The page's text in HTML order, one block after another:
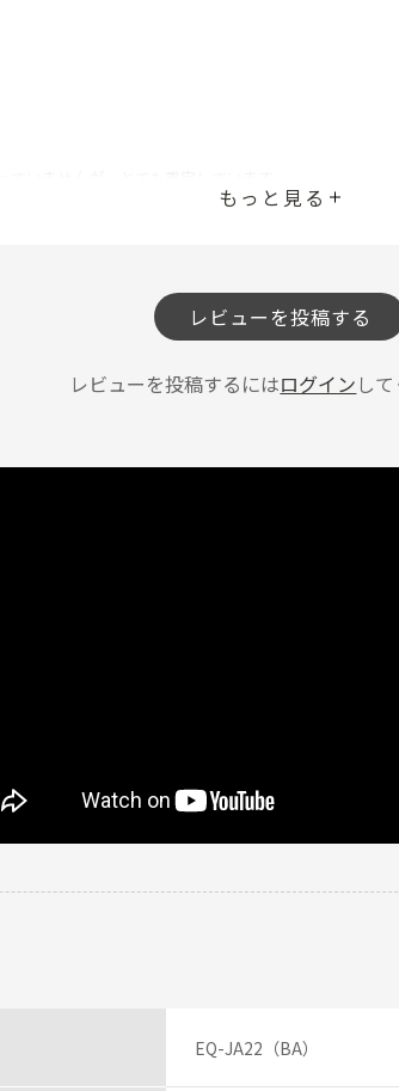
焼き色「淡」を選ぶことができ、自分好みに仕上がり
いていました。揚げ物も揚げたての様にパリッと仕上
。移動させたりしていないので自然に割れたんだと
もっと見る
レビュー一覧
レビューを投稿する
レビューを投稿するにはログイン し
EQ-JA22（BA）